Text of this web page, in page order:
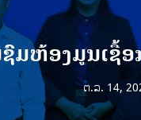
ມຫ້ອງມູນເຊື້
ຕ.ລ. 14,